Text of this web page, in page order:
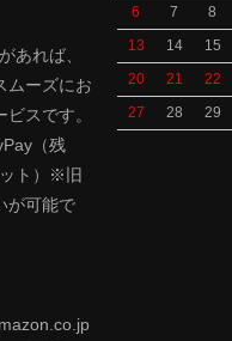
あれば、
ムーズにお
スです。
（残
ト）※旧
が可能で
6
7 8
13
14 15
20
21 22
27
28 29